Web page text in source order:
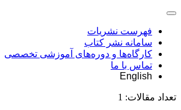
فهرست نشریات
سامانه نشر کتاب
کارگاه‌ها و دوره‌های آموزشی تخصصی
تماس با ما
English
تعداد مقالات: 1